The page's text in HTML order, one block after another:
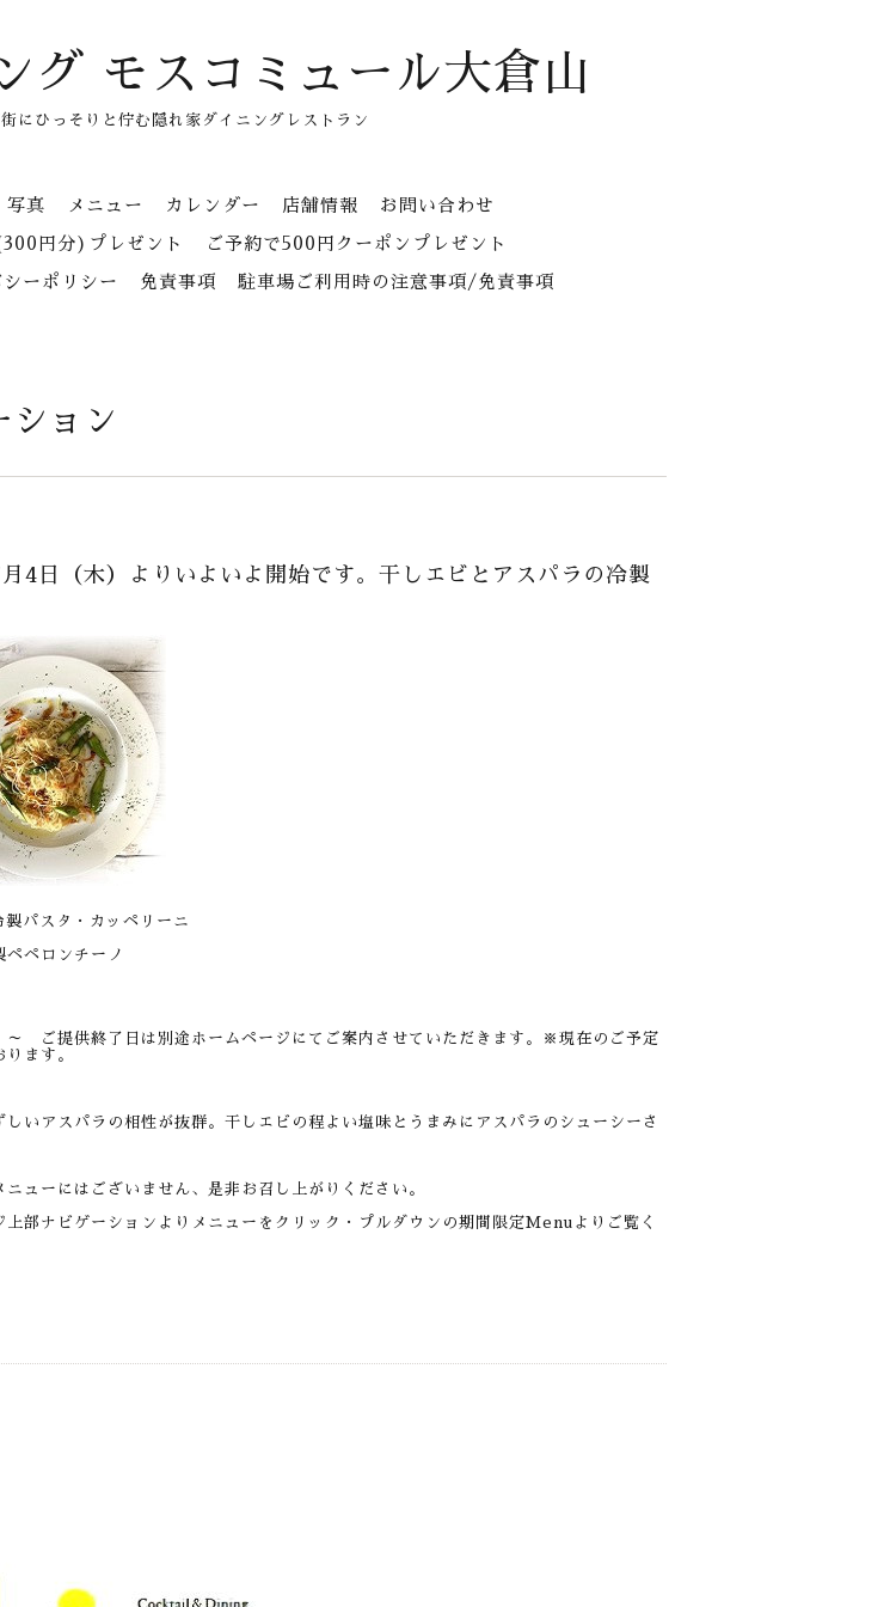
グ モスコミュール大倉山
にひっそりと佇む隠れ家ダイニングレストラン
写真 メニュー カレンダー 店舗情報 お問い合わせ
円分)プレゼント ご予約で500円クーポンプレゼント
ーポリシー 免責事項 駐車場ご利用時の注意事項/免責事項
ション
4日（木）よりいよいよ開始です。干しエビとアスパラの冷製
パスタ・カッペリーニ
ペペロンチーノ
～ ご提供終了日は別途ホームページにてご案内させていただきます。※現在のご予定
ます。
いアスパラの相性が抜群。干しエビの程よい塩味とうまみにアスパラのシューシーさ
ューにはございません、是非お召し上がりください。
上部ナビゲーションよりメニューをクリック・プルダウンの期間限定Menuよりご覧く